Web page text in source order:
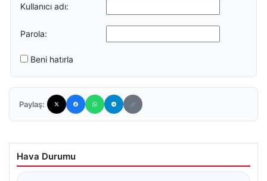
Kullanıcı adı:
Parola:
Beni hatırla
Paylaş:
Hava Durumu